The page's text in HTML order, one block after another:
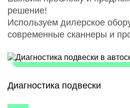
решение!
Используем дилерское
современные сканнеры и
Диагностика подвески